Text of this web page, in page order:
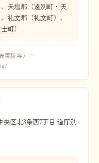
天塩郡（遠別町・天
礼文郡（礼文町）、
町）
電話 等）：
区北3条西7丁目 道庁別